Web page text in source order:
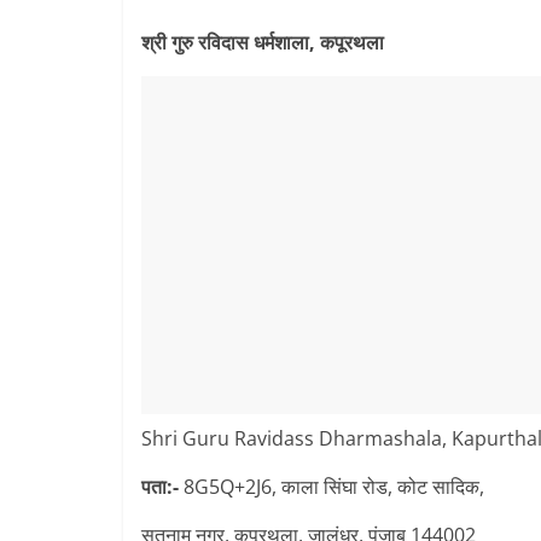
श्री गुरु रविदास धर्मशाला, कपूरथला
Shri Guru Ravidass Dharmashala,
पता:-8G5Q+2J6, काला सिंघा रोड, कोट सादिक,
सतनाम नगर, कपूरथला, जालंधर, पंजाब 144002